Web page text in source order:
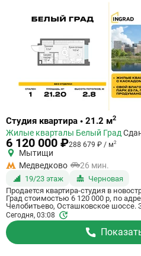
Ссылка
квартиру
Студия квартира • 21.2 м2
Жилые кварталы Белый Град
6 120 000 ₽288 679 ₽ / м2
Мытищи
Медведково
26 мин.
19/23 этаж
Черновая
Продается квартира-студия в
Град стоимостью 6 120 000 р, по
Челобитьево, Осташковское шоссе.
Квартира сдается в III квартале 2026
минутах на машине от станции
квартиры - 21.2 м². Этаж 19 из 23. ID
скажите его когда будете звонить.
Сегодня, 03:08